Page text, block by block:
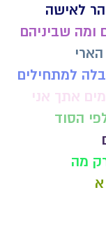
לאישה
ומה שביניהם
למתחילים
אתך אני
הסוד
מה
א